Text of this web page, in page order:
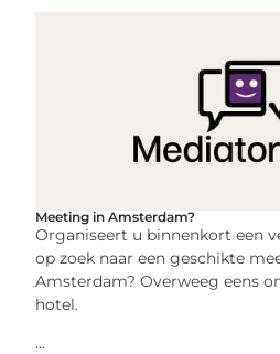
Meeting in Amsterdam?
Organiseert u binnenkort een
op zoek naar een geschikte
Amsterdam? Overweeg eens
hotel.
...